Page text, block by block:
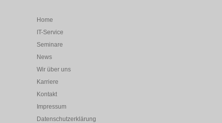
Home
IT-Service
Seminare
News
Wir über uns
Karriere
Kontakt
Impressum
Datenschutzerklärung